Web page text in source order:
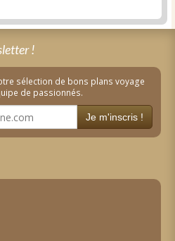
!
sélection de bons plans voyage
de passionnés.
Je m'inscris !